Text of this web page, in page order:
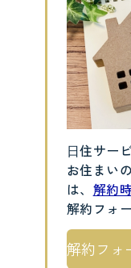
⽇住サー
お住まい
は、 解約
解約フォ
解約フォ